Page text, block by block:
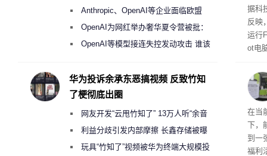
超 1
患
据科
反映
运行
ot电
在当
下，
到一
福利
Anthropic、OpenAI等企业面临欧盟
《人工智能法案》全新执法权限审查
OpenAI为网红举办奢华夏令营被批：
2000美元一晚 遭讽“反乌托邦”
OpenAI等模型接连失控发动攻击 谁该
华为投诉余承东恶搞视频 反致竹知
了梗彻底出圈
网友开发“云甩竹知了” 13万人听“余音
绕梁”利益分歧引发内部摩擦 长鑫存储被曝
曾将华为驻场工程师驱逐出研发基地
玩具“竹知了”视频被华为终端大规模投